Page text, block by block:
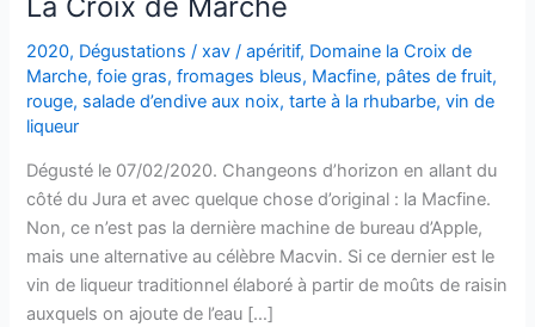
2020, Dégustations /xav/apéritif, Domaine la Croix de
Marche,foie gras,fromages bleus, Macfine, pâtes de fruit,
rouge, salade d’endive aux noix,tarte à la rhubarbe,vin de
liqueur
Dégusté le 07/02/2020. Changeons d’horizon en allant du
côté du Jura et avec quelque chose d’original : la Macfine.
Non, ce n’est pas la dernière machine de bureau d’Apple,
mais une alternative au célèbre Macvin. Si ce dernier est le
vin de liqueur traditionnel élaboré à partir de moûts de raisin
auxquels on ajoute de l’eau […]